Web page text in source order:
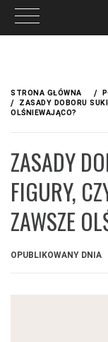
treściSTRONA GŁÓWNA
ZASADY DOBORU
OLŚNIEWAJĄCO?
ZASADY
FIGURY,
ZAWSZE
OPUBLIKOWANY DNIA